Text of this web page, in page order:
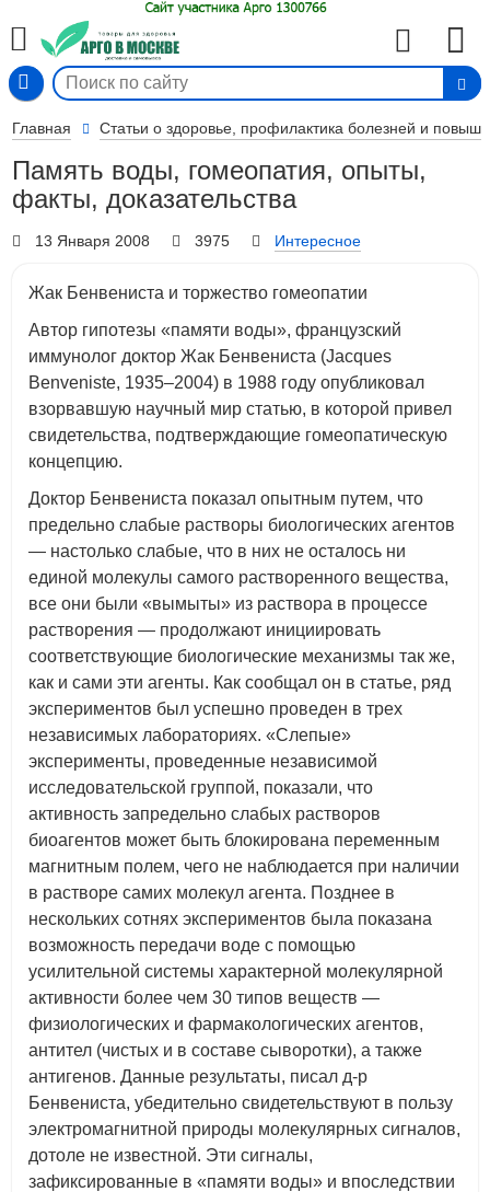
Главная Статьи о здоровье, профилактика болезней и
Память воды, гомеопатия, опыты,
факты, доказательства
13 Января 2008 3975 Интересное
Жак Бенвениста и торжество гомеопатии
Автор гипотезы «памяти воды», французский
иммунолог доктор Жак Бенвениста (Jacques
Benveniste, 1935–2004) в 1988 году опубликовал
взорвавшую научный мир статью, в которой привел
свидетельства, подтверждающие гомеопатическую
концепцию.
Доктор Бенвениста показал опытным путем, что
предельно слабые растворы биологических агентов
— настолько слабые, что в них не осталось ни
единой молекулы самого растворенного вещества,
все они были «вымыты» из раствора в процессе
растворения — продолжают инициировать
соответствующие биологические механизмы так же,
как и сами эти агенты. Как сообщал он в статье, ряд
экспериментов был успешно проведен в трех
независимых лабораториях. «Слепые»
эксперименты, проведенные независимой
исследовательской группой, показали, что
активность запредельно слабых растворов
биоагентов может быть блокирована переменным
магнитным полем, чего не наблюдается при наличии
в растворе самих молекул агента. Позднее в
нескольких сотнях экспериментов была показана
возможность передачи воде с помощью
усилительной системы характерной молекулярной
активности более чем 30 типов веществ —
физиологических и фармакологических агентов,
антител (чистых и в составе сыворотки), а также
антигенов. Данные результаты, писал д-р
Бенвениста, убедительно свидетельствуют в пользу
электромагнитной природы молекулярных сигналов,
дотоле не известной. Эти сигналы,
зафиксированные в «памяти воды» и впоследствии